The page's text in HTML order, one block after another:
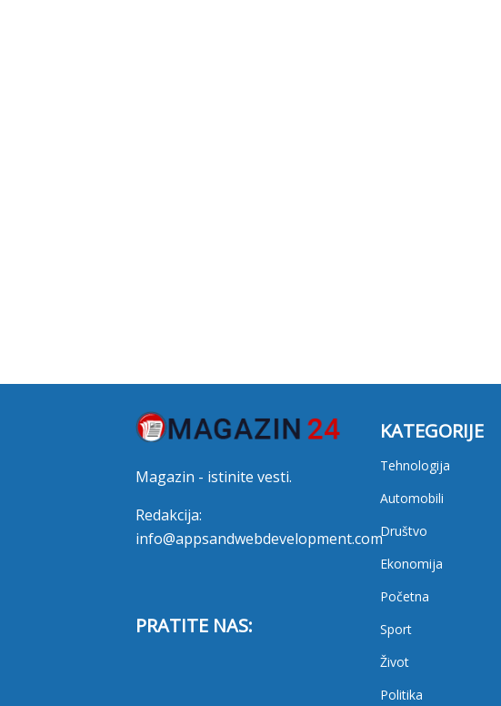
Magazin - istinite vesti.
Redakcija:
info@appsandwebdevelopment.com
PRATITE NAS:
KATEGORIJE
Tehnologija
Automobili
Društvo
Ekonomija
Početna
Sport
Život
Politika